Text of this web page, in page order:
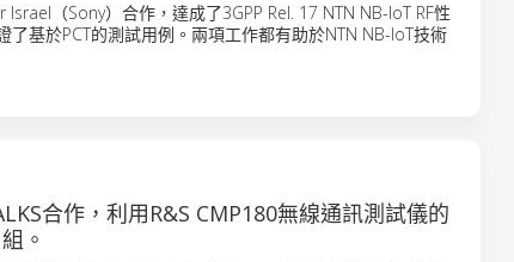
（Sony）合作，達成了3GPP Rel. 17 NTN NB-IoT RF性
基於PCT的測試用例。兩項工作都有助於NTN NB-IoT技術
合作，利用R&S CMP180無線通訊測試儀的
。